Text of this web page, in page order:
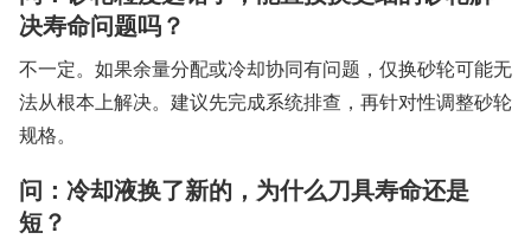
决寿命问题吗？
不一定。如果余量分配或冷却协同有问题，仅换砂轮可能无
法从根本上解决。建议先完成系统排查，再针对性调整砂轮
规格。
问：冷却液换了新的，为什么刀具寿命还是
短？